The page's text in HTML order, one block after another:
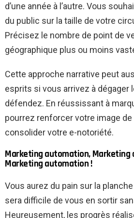
d’une année à l’autre. Vous
du public sur la taille de votre
Précisez le nombre de point de
géographique plus ou moins
Cette approche narrative peut
esprits si vous arrivez à dégager
défendez. En réussissant à
pourrez renforcer votre image
consolider votre e-notoriété.
Marketing automation, Marketing
Marketing automation !
Vous aurez du pain sur la
sera difficile de vous en sortir
Heureusement, les progrès